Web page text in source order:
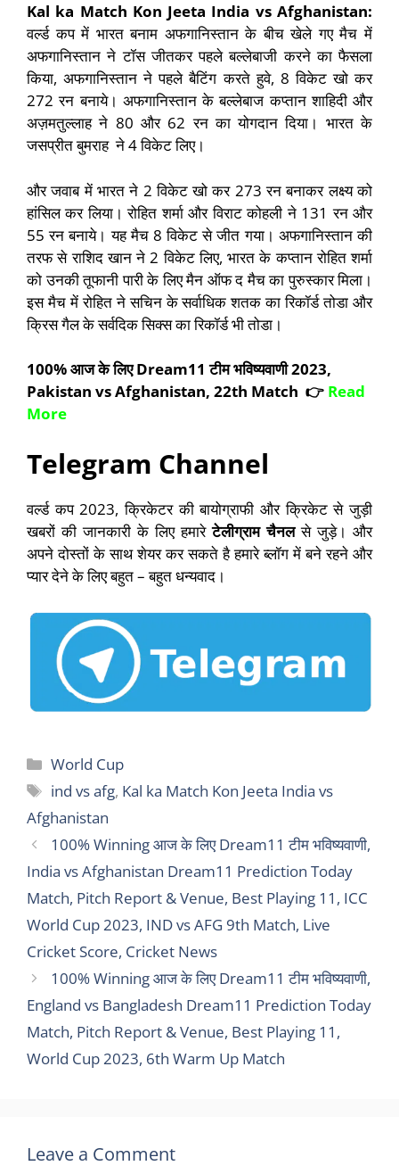
Kal ka Match Kon Jeeta India vs Afghanistan:
वर्ल्ड कप में भारत बनाम अफगानिस्तान के बीच खेले गए मैच में
अफगानिस्तान ने टॉस जीतकर पहले बल्लेबाजी करने का फैसला
किया, अफगानिस्तान ने पहले बैटिंग करते हुवे, 8 विकेट खो कर
272 रन बनाये। अफगानिस्तान के बल्लेबाज कप्तान शाहिदी और
अज़मतुल्लाह ने 80 और 62 रन का योगदान दिया। भारत के
जसप्रीत बुमराह ने 4 विकेट लिए।
और जवाब में भारत ने 2 विकेट खो कर 273 रन बनाकर लक्ष्य को
हांसिल कर लिया। रोहित शर्मा और विराट कोहली ने 131 रन और
55 रन बनाये। यह मैच 8 विकेट से जीत गया। अफगानिस्तान की
तरफ से राशिद खान ने 2 विकेट लिए, भारत के कप्तान रोहित शर्मा
को उनकी तूफानी पारी के लिए मैन ऑफ द मैच का पुरुस्कार मिला।
इस मैच में रोहित ने सचिन के सर्वाधिक शतक का रिकॉर्ड तोडा और
क्रिस गैल के सर्वदिक सिक्स का रिकॉर्ड भी तोडा।
100% आज के लिए Dream11 टीम भविष्यवाणी 2023,
Pakistan vs Afghanistan, 22th Match 👉 Read
More
Telegram Channel
वर्ल्ड कप 2023, क्रिकेटर की बायोग्राफी और क्रिकेट से जुड़ी
खबरों की जानकारी के लिए हमारेटेलीग्राम चैनलसे जुड़े। और
अपने दोस्तों के साथ शेयर कर सकते है हमारे ब्लॉग में बने रहने और
प्यार देने के लिए बहुत – बहुत धन्यवाद।
Categories
World Cup
Tags
ind vs afg, Kal ka Match Kon Jeeta India vs
Afghanistan
100% Winning आज के लिए Dream11 टीम भविष्यवाणी,
India vs Afghanistan Dream11 Prediction Today
Match, Pitch Report & Venue, Best Playing 11, ICC
World Cup 2023, IND vs AFG 9th Match, Live
Cricket Score, Cricket News
100% Winning आज के लिए Dream11 टीम भविष्यवाणी,
England vs Bangladesh Dream11 Prediction Today
Match, Pitch Report & Venue, Best Playing 11,
World Cup 2023, 6th Warm Up Match
Leave a Comment